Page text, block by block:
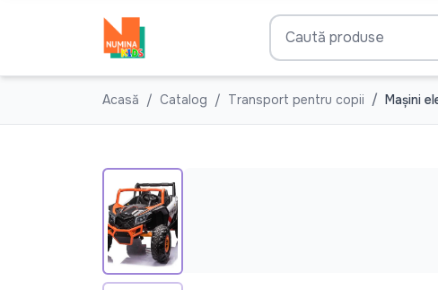
Acasă Catalog Transport pentru copii Mașini